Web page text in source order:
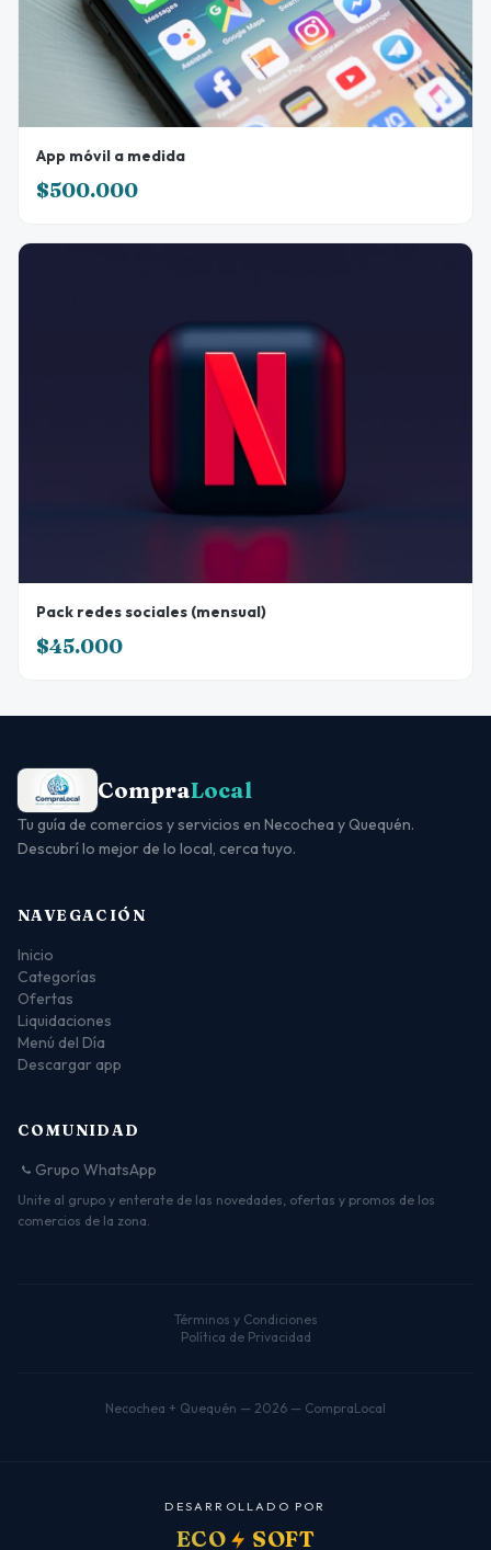
App móvil a medida
$500.000
Pack redes sociales (mensual)
$45.000
CompraLocal
Tu guía de comercios y servicios en Necochea y Quequén.
Descubrí lo mejor de lo local, cerca tuyo.
NAVEGACIÓN
Inicio
Categorías
Ofertas
Liquidaciones
Menú del Día
Descargar app
COMUNIDAD
Grupo WhatsApp
Unite al grupo y enterate de las novedades, ofertas y promos de los
comercios de la zona.
Términos y Condiciones
Política de Privacidad
Necochea + Quequén — 2026 — CompraLocal
D ESA R R O L LA D O P O R
ECO SOFT